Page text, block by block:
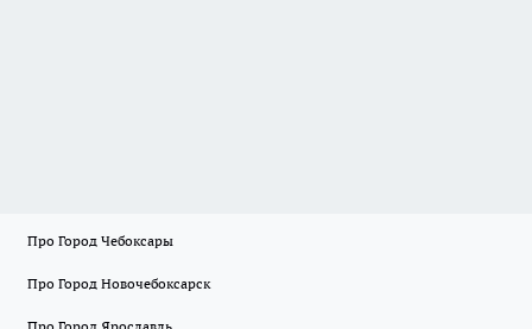
Про Город Чебоксары
Про Город Новочебоксарск